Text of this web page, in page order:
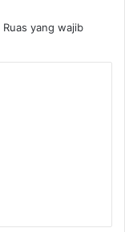
Ruas yang wajib